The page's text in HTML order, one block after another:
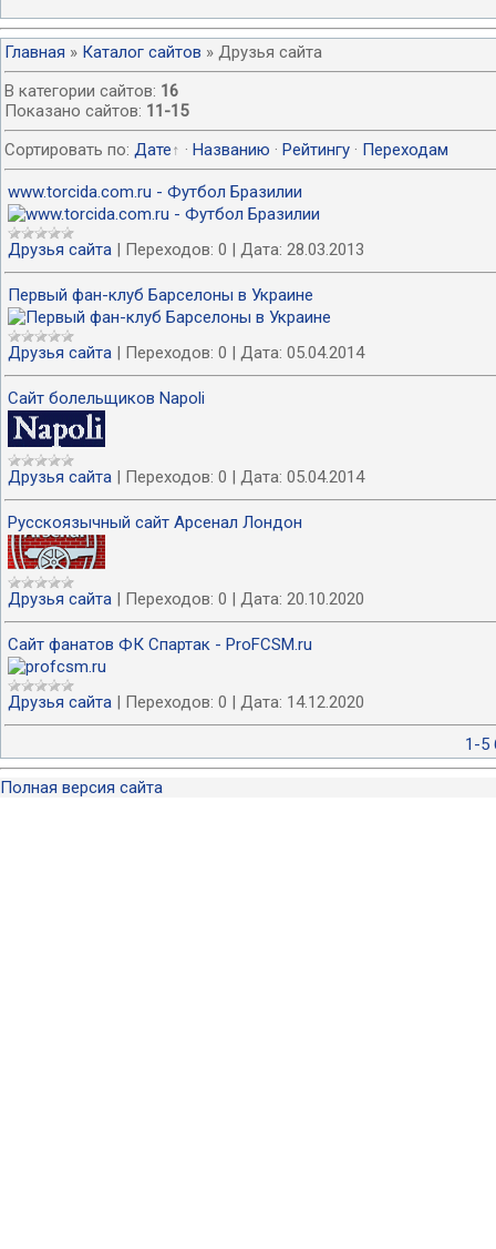
Главная » Каталог сайтов » Друзья сайта
В категории сайтов: 16
Показано сайтов: 11-15
Сортировать по: Дате · Названию · Рейтингу · Переходам
www.torcida.com.ru - Футбол Бразилии
Друзья сайта | Переходов: 0 | Дата: 28.03.2013
Первый фан-клуб Барселоны в Украине
Друзья сайта | Переходов: 0 | Дата: 05.04.2014
Сайт болельщико­в Napoli
Друзья сайта | Переходов: 0 | Дата: 05.04.2014
Русскоязычный сайт Арсенал Лондон
Друзья сайта | Переходов: 0 | Дата: 20.10.2020
Сайт фанатов ФК Спартак - ProFCSM.ru
Друзья сайта | Переходов: 0 | Дата: 14.12.2020
1-5
Полная версия сайта